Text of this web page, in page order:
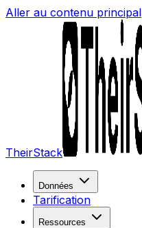
Aller au contenu principal
TheirStack
Données
Tarification
Ressources